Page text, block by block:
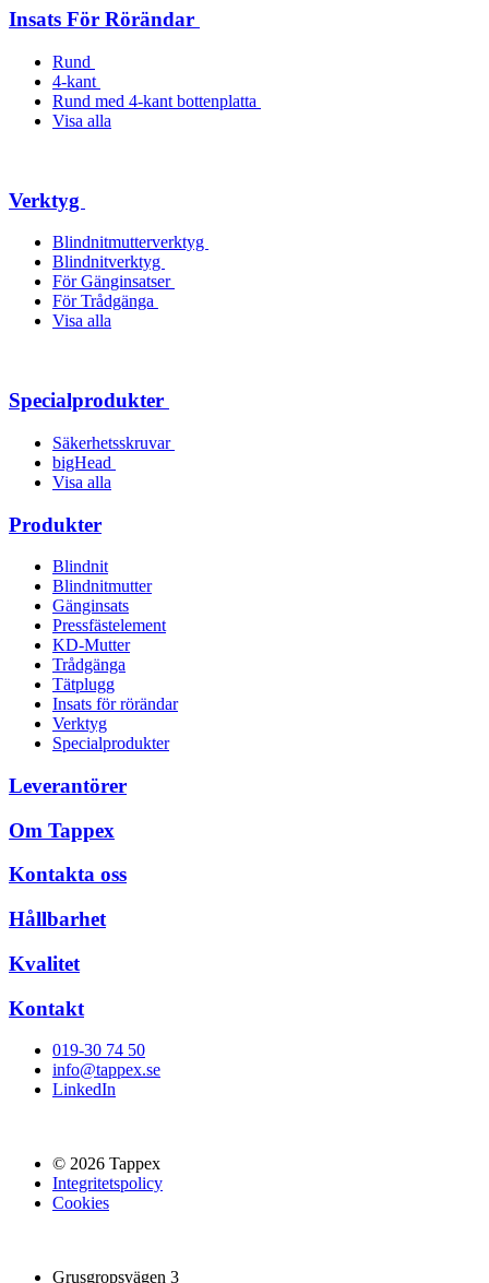
Insats För Rörändar
Rund
4-kant
Rund med 4-kant bottenplatta
Visa alla
Verktyg
Blindnitmutterverktyg
Blindnitverktyg
För Gänginsatser
För Trådgänga
Visa alla
Specialprodukter
Säkerhetsskruvar
bigHead
Visa alla
Produkter
Blindnit
Blindnitmutter
Gänginsats
Pressfästelement
KD-Mutter
Trådgänga
Tätplugg
Insats för rörändar
Verktyg
Specialprodukter
Leverantörer
Om Tappex
Kontakta oss
Hållbarhet
Kvalitet
Kontakt
019-30 74 50
info@tappex.se
LinkedIn
© 2026 Tappex
Integritetspolicy
Cookies
Grusgropsvägen 3